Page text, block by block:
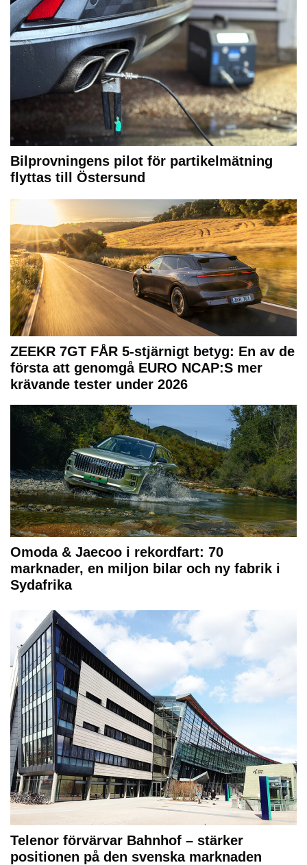
Bilprovningens pilot för partikelmätning
flyttas till Östersund
ZEEKR 7GT FÅR 5-stjärnigt betyg: En av de
första att genomgå EURO NCAP:S mer
krävande tester under 2026
Omoda & Jaecoo i rekordfart: 70
marknader, en miljon bilar och ny fabrik i
Sydafrika
Telenor förvärvar Bahnhof – stärker
positionen på den svenska marknaden